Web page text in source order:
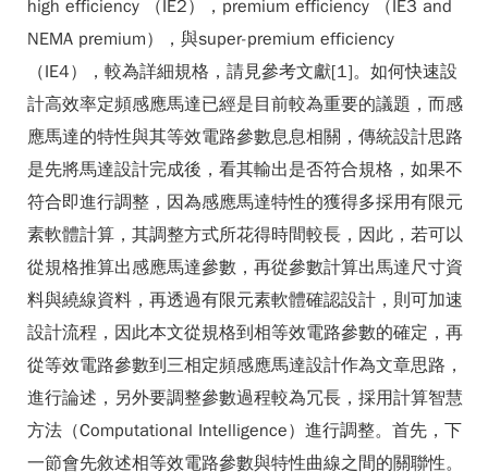
high efficiency （IE2），premium efficiency （IE3 and
NEMA premium），與super-premium efficiency
（IE4），較為詳細規格，請見參考文獻[1]。如何快速設
計高效率定頻感應馬達已經是目前較為重要的議題，而感
應馬達的特性與其等效電路參數息息相關，傳統設計思路
是先將馬達設計完成後，看其輸出是否符合規格，如果不
符合即進行調整，因為感應馬達特性的獲得多採用有限元
素軟體計算，其調整方式所花得時間較長，因此，若可以
從規格推算出感應馬達參數，再從參數計算出馬達尺寸資
料與繞線資料，再透過有限元素軟體確認設計，則可加速
設計流程，因此本文從規格到相等效電路參數的確定，再
從等效電路參數到三相定頻感應馬達設計作為文章思路，
進行論述，另外要調整參數過程較為冗長，採用計算智慧
方法（Computational Intelligence）進行調整。首先，下
一節會先敘述相等效電路參數與特性曲線之間的關聯性。